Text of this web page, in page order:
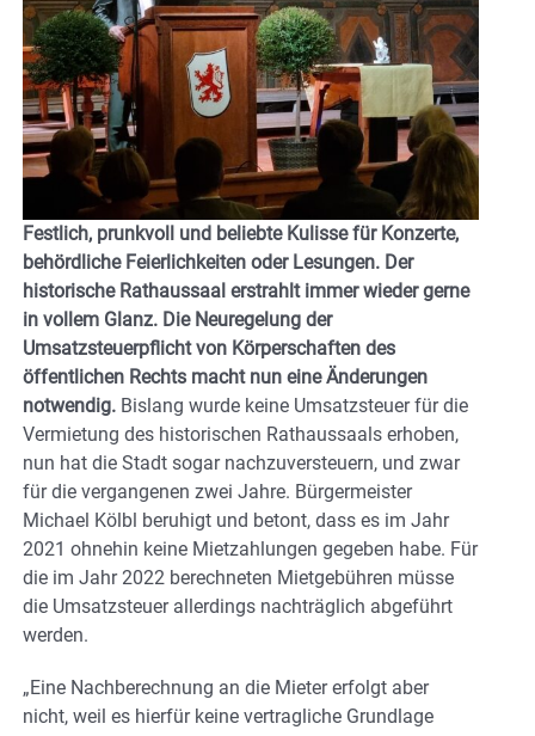
Festlich, prunkvoll und beliebte Kulisse für Konzerte,
behördliche Feierlichkeiten oder Lesungen. Der
historische Rathaussaal erstrahlt immer wieder gerne
in vollem Glanz. Die Neuregelung der
Umsatzsteuerpflicht von Körperschaften des
öffentlichen Rechts macht nun eine Änderungen
notwendig. Bislang wurde keine Umsatzsteuer für die
Vermietung des historischen Rathaussaals erhoben,
nun hat die Stadt sogar nachzuversteuern, und zwar
für die vergangenen zwei Jahre. Bürgermeister
Michael Kölbl beruhigt und betont, dass es im Jahr
2021 ohnehin keine Mietzahlungen gegeben habe. Für
die im Jahr 2022 berechneten Mietgebühren müsse
die Umsatzsteuer allerdings nachträglich abgeführt
werden.
„Eine Nachberechnung an die Mieter erfolgt aber
nicht, weil es hierfür keine vertragliche Grundlage